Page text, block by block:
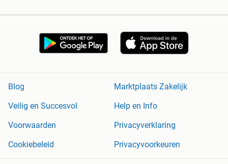
Blog
Marktplaats Zakelijk
Veilig en Succesvol
Help en Info
Voorwaarden
Privacyverklaring
Cookiebeleid
Privacyvoorkeuren